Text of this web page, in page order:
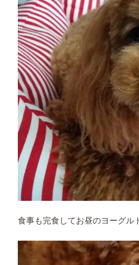
食事も完食してお昼のヨーグル